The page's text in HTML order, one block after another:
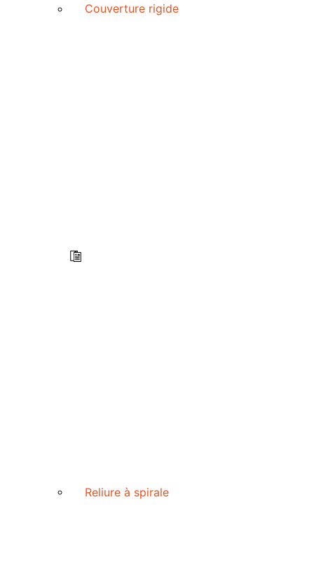
Couverture rigide
Reliure à spirale